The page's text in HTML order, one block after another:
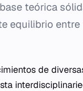
teórica
equilibrio
de